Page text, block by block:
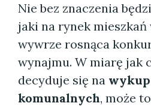
Nie bez znaczenia
jaki na rynek mieszkań
wywrze rosnąca
wynajmu. W miarę jak
decyduje się na
komunalnych, może